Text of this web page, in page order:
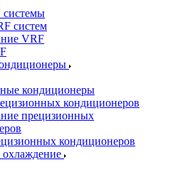
систем
VRF
кондиционеры
кондиционеров
прецизионных
кондиционеров
охлаждение